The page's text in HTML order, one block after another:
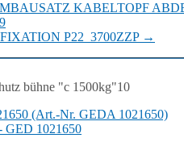
KABELTOPF
P22_3700ZZP →
10
1021650